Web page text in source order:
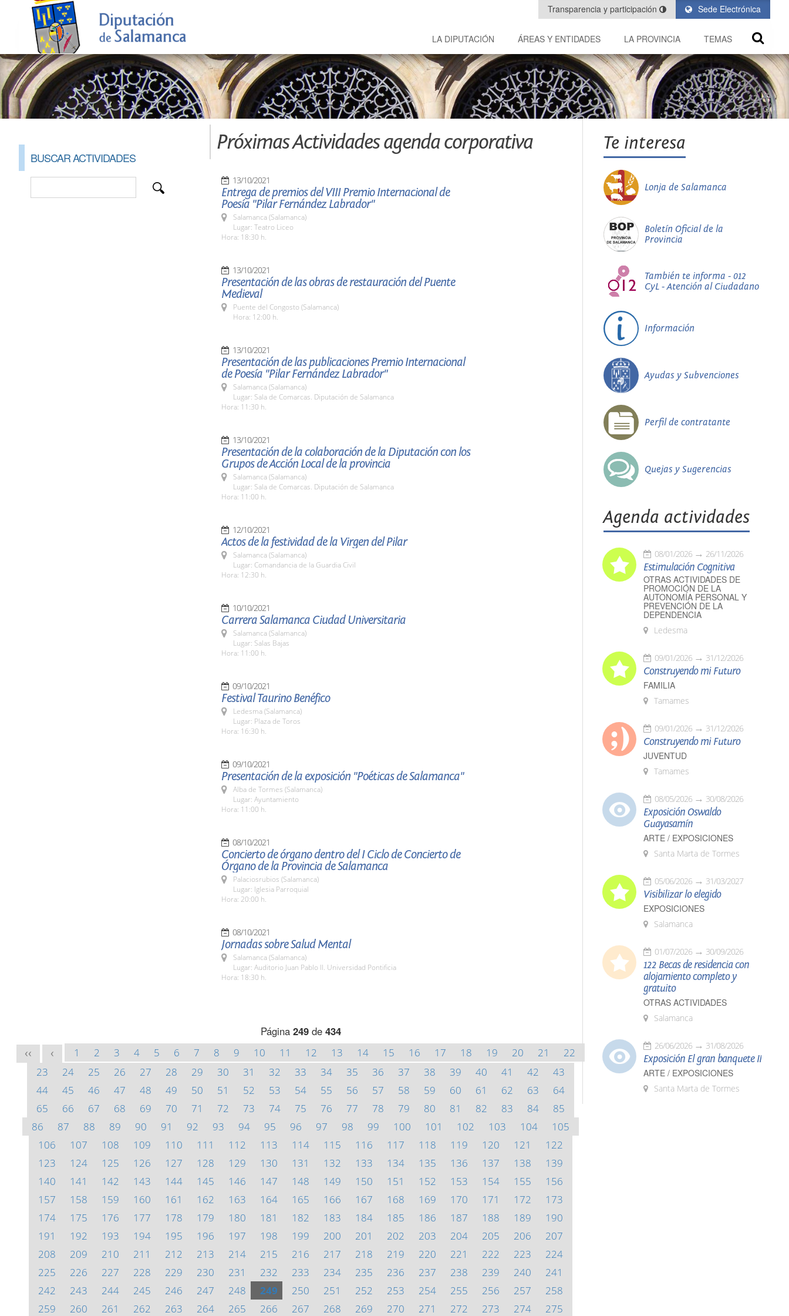
Sede Electrónica
Transparencia y participación
LA DIPUTACIÓN ÁREAS Y ENTIDADES LA PROVINCIA TEMAS
BUSCAR ACTIVIDADES
Próximas Actividades agenda corporativa
13/10/2021
Entrega de premios del VIII Premio Internacional de
Poesía "Pilar Fernández Labrador"
Salamanca (Salamanca)
Lugar: Teatro Liceo
Hora: 18:30 h.
13/10/2021
Presentación de las obras de restauración del Puente
Medieval
Puente del Congosto (Salamanca)
Hora: 12:00 h.
13/10/2021
Presentación de las publicaciones Premio Internacional
de Poesía "Pilar Fernández Labrador"
Salamanca (Salamanca)
Lugar: Sala de Comarcas. Diputación de Salamanca
Hora: 11:30 h.
13/10/2021
Presentación de la colaboración de la Diputación con los
Grupos de Acción Local de la provincia
Salamanca (Salamanca)
Lugar: Sala de Comarcas. Diputación de Salamanca
Hora: 11:00 h.
12/10/2021
Actos de la festividad de la Virgen del Pilar
Salamanca (Salamanca)
Lugar: Comandancia de la Guardia Civil
Hora: 12:30 h.
10/10/2021
Carrera Salamanca Ciudad Universitaria
Salamanca (Salamanca)
Lugar: Salas Bajas
Hora: 11:00 h.
09/10/2021
Festival Taurino Benéfico
Ledesma (Salamanca)
Lugar: Plaza de Toros
Hora: 16:30 h.
09/10/2021
Presentación de la exposición "Poéticas de Salamanca"
Alba de Tormes (Salamanca)
Lugar: Ayuntamiento
Hora: 11:00 h.
08/10/2021
Concierto de órgano dentro del I Ciclo de Concierto de
Órgano de la Provincia de Salamanca
Palaciosrubios (Salamanca)
Lugar: Iglesia Parroquial
Hora: 20:00 h.
08/10/2021
Jornadas sobre Salud Mental
Salamanca (Salamanca)
Lugar: Auditorio Juan Pablo II. Universidad Pontificia
Hora: 18:30 h.
Página 249de 434
<< < 1 2 3 4 5 6 7 8 9 10 11 12 13 14 15 16 17 18 19 20 21
22
23
24 25 26 27 28 29 30 31 32 33 34 35 36 37 38 39 40 41 42
43
44
45 46 47 48 49 50 51 52 53 54 55 56 57 58 59 60 61 62 63
64
65
66 67 68 69 70 71 72 73 74 75 76 77 78 79 80 81 82 83 84
85
86
87 88 89 90 91 92 93 94 95 96 97 98 99 100 101 102 103 104
105
106
107 108 109 110 111 112 113 114 115 116 117 118 119 120 121
122
123
124 125 126 127 128 129 130 131 132 133 134 135 136 137 138
139
140
141 142 143 144 145 146 147 148 149 150 151 152 153 154 155
156
157
158 159 160 161 162 163 164 165 166 167 168 169 170 171 172
173
174
175 176 177 178 179 180 181 182 183 184 185 186 187 188 189
190
191
192 193 194 195 196 197 198 199 200 201 202 203 204 205 206
207
208
209 210 211 212 213 214 215 216 217 218 219 220 221 222 223
224
225
226 227 228 229 230 231 232 233 234 235 236 237 238 239 240
241
242
243 244 245 246 247 248 249 250 251 252 253 254 255 256 257
258
259
260 261 262 263 264 265 266 267 268 269 270 271 272 273 274 275
Te interesa
Lonja de Salamanca
Boletín Oficial de la
Provincia
También te informa - 012
CyL - Atención al Ciudadano
Información
Ayudas y Subvenciones
Perfil de contratante
Quejas y Sugerencias
Agenda actividades
08/01/2026 26/11/2026
Estimulación Cognitiva
OTRAS ACTIVIDADES DE
PROMOCIÓN DE LA
AUTONOMÍA PERSONAL Y
PREVENCIÓN DE LA
DEPENDENCIA
Ledesma
09/01/2026 31/12/2026
Construyendo mi Futuro
FAMILIA
Tamames
09/01/2026 31/12/2026
Construyendo mi Futuro
JUVENTUD
Tamames
08/05/2026 30/08/2026
Exposición Oswaldo
Guayasamín
ARTE / EXPOSICIONES
Santa Marta de Tormes
05/06/2026 31/03/2027
Visibilizar lo elegido
EXPOSICIONES
Salamanca
01/07/2026 30/09/2026
122 Becas de residencia con
alojamiento completo y
gratuito
OTRAS ACTIVIDADES
Salamanca
26/06/2026 31/08/2026
Exposición El gran banquete II
ARTE / EXPOSICIONES
Santa Marta de Tormes